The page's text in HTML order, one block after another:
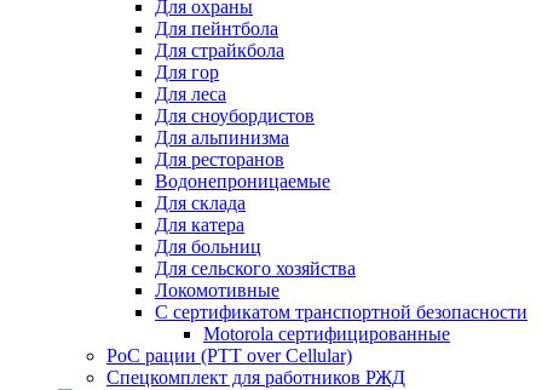
Для охраны
Для пейнтбола
Для страйкбола
Для гор
Для леса
Для сноубордистов
Для альпинизма
Для ресторанов
Водонепроницаемые
Для склада
Для катера
Для больниц
Для сельского хозяйства
Локомотивные
С сертификатом транспортной безопасности
Motorola сертифицированные
PoC рации (PTT over Cellular)
Спецкомплект для работников РЖД